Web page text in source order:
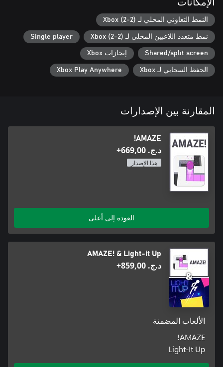
الإمكانات
النمط التعاوني المحلي لـ Xbox (2-2)
نمط متعدد اللاعبين المحلي لـ Xbox (2-2) Single player
Shared/split screen إنجازات Xbox
الحفظ السحابي لـ Xbox Xbox Play Anywhere
المقارنة بين الإصدارات
AMAZE!
د.ج.‏ 669,00+
هذا الإصدار
العودة إلى أعلى
AMAZE! & Light-it Up
د.ج.‏ 859,00+
الألعاب المضمنة
AMAZE!
Light-It Up